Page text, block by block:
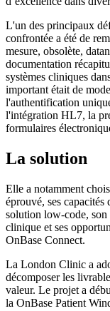
L'un des principaux
confrontée a été de
mesure, obsolète,
documentation
systèmes cliniques
important était de
l'authentification
l'intégration HL7, la
formulaires
La solution
Elle a notamment
éprouvé, ses
solution low-code, son
clinique et ses
OnBase Connect.
La London Clinic a
décomposer les
valeur. Le projet a
la OnBase Patient